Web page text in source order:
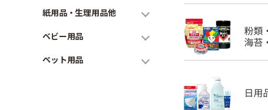
紙用品・生理用品他
ベビー用品
ペット用品